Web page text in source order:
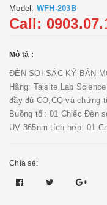
Model: WFH-203B
Call:
Mô tả :
ĐÈN SOI SẮC KÝ BẢN
Hãng: Taisite Lab
đầy đủ CO,CQ và chứng
Buồng tối: 01 Chiếc Đèn
UV 365nm tích hợp: 01
Chia sẻ: